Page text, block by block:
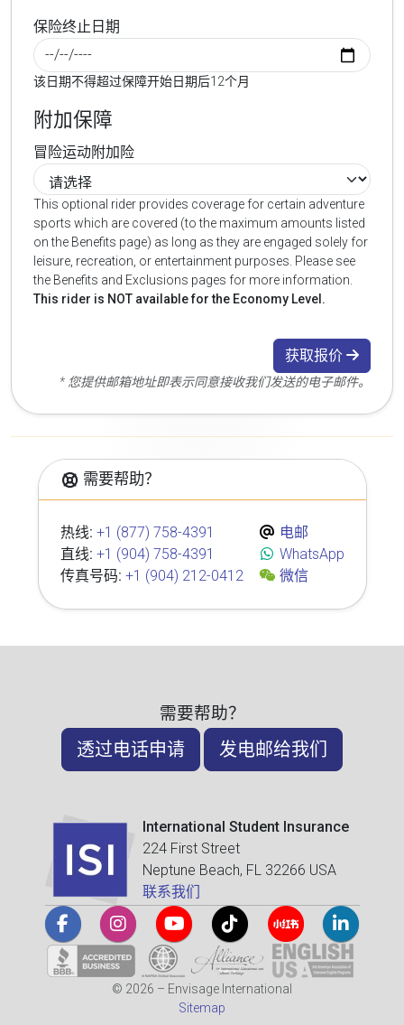
保险终止日期
该日期不得超过保障开始日期后12个月
附加保障
冒险运动附加险
This optional rider provides coverage for certain adventure
sports which are covered (to the maximum amounts listed
on the Benefits page) as long as they are engaged solely for
leisure, recreation, or entertainment purposes. Please see
the Benefits and Exclusions pages for more information.
This rider is NOT available for the Economy Level.
获取报价
* 您提供邮箱地址即表示同意接收我们发送的电子邮件。
需要帮助？
热线: +1 (877) 758-4391
直线: +1 (904) 758-4391
传真号码: +1 (904) 212-0412
电邮
WhatsApp
微信
需要帮助？
透过电话申请 发电邮给我们
International Student Insurance
224 First Street
Neptune Beach, FL 32266 USA
联系我们
© 2026 – Envisage International
Sitemap